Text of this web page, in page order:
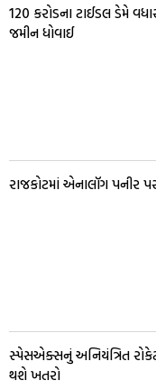
₹120 કરોડના ટાઈડલ ડેમે
જમીન ધોવાઈ
રાજકોટમાં એનાલૉગ પનીર
સ્પેસએક્સનું અનિયંત્રિત
થશે ખતરો